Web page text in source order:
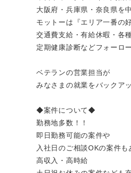
大阪府・兵庫県・奈良県を
モットーは『エリア一番の
交通費支給・有給休暇・各
定期健康診断などフォーロ
ベテランの営業担当が
みなさまの就業をバックア
◆案件について◆
勤務地多数！！
即日勤務可能の案件や
入社日のご相談OKの案件も
高収入・高時給